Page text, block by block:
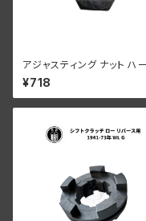
アジャスティング ナット ハ
ーダビッドソン 全スプリンガ
モデル パーカーライズド
¥718